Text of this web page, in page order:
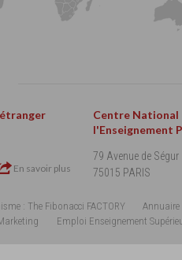
En savoir plus
Centre National
l'Enseignement
79 Avenue de Ségur
75015 PARIS
: The Fibonacci FACTORY
Annuaire
Emploi Enseignement